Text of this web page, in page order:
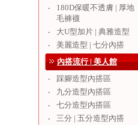
‧
180D保暖不透膚 | 厚地
毛褲襪
‧
大U型加片 | 典雅造型
‧
美麗造型 | 七分內搭
內搭流行 | 美人館
‧
踩腳造型內搭區
‧
九分造型內搭區
‧
七分造型內搭區
‧
三分 | 五分造型內搭